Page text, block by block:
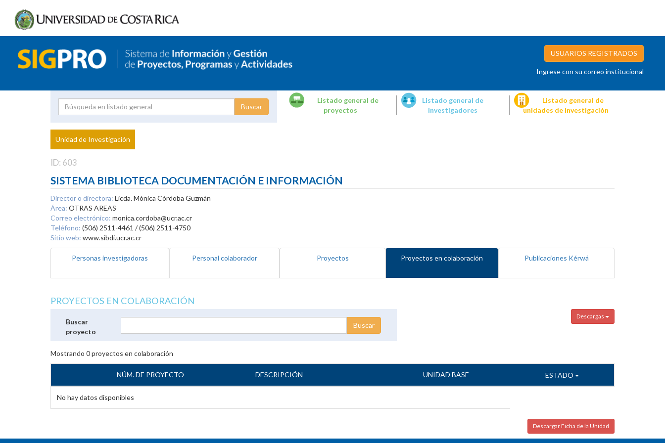
USUARIOS REGISTRADOS
Ingrese con su correo institucional
Proyecto
Investigador
Listado general de
proyectos
Listado general de
investigadores
Listado general de
unidades de investigación
Unidad de Investigación
ID: 603
SISTEMA BIBLIOTECA DOCUMENTACIÓN E INFORMACIÓN
Director o directora: Licda. Mónica Córdoba Guzmán
Área: OTRAS AREAS
Correo electrónico: monica.cordoba@ucr.ac.cr
Teléfono: (506) 2511-4461 / (506) 2511-4750
Sitio web: www.sibdi.ucr.ac.cr
Personas investigadoras Personal colaborador Proyectos Proyectos en colaboración Publicaciones Kérwá
PROYECTOS EN COLABORACIÓN
Descargas
Buscar
proyecto
Mostrando 0proyectos en colaboración
NÚM. DE PROYECTO DESCRIPCIÓN UNIDAD BASE ESTADO
No hay datos disponibles
Descargar Ficha de la Unidad